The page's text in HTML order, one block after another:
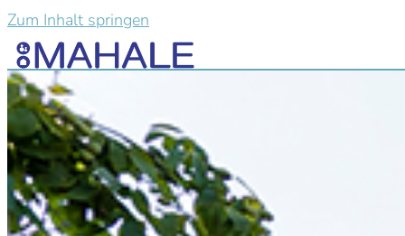
Zum Inhalt springen